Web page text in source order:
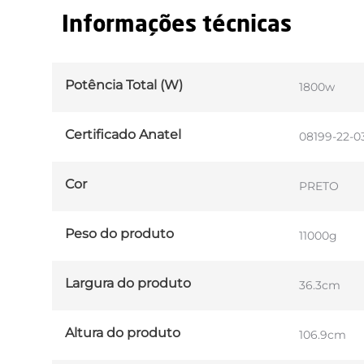
Informações técnicas
Potência Total (W) 1800w
Certificado Anatel 08199-22-
Cor PRETO
Peso do produto 11000g
Largura do produto 36.3cm
Altura do produto 106.9cm